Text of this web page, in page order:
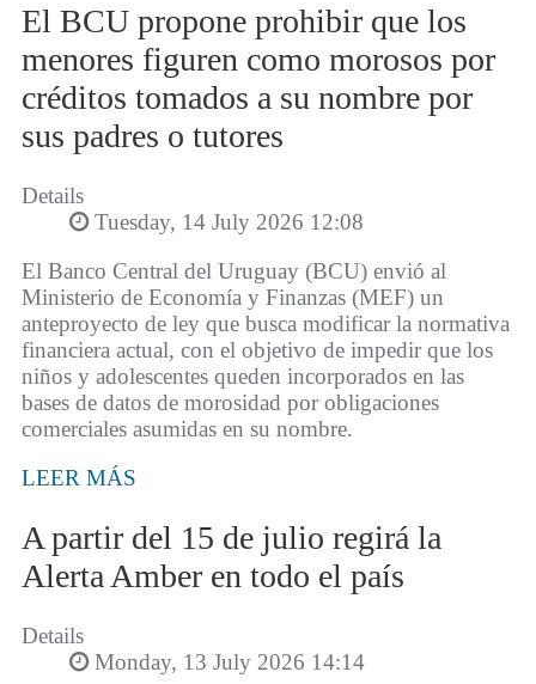
El BCU propone prohibir que los
menores figuren como morosos por
créditos tomados a su nombre por
sus padres o tutores
Details
Tuesday, 14 July 2026 12:08
El Banco Central del Uruguay (BCU) envió al
Ministerio de Economía y Finanzas (MEF) un
anteproyecto de ley que busca modificar la normativa
financiera actual, con el objetivo de impedir que los
niños y adolescentes queden incorporados en las
bases de datos de morosidad por obligaciones
comerciales asumidas en su nombre.
LEER MÁS
A partir del 15 de julio regirá la
Alerta Amber en todo el país
Details
Monday, 13 July 2026 14:14